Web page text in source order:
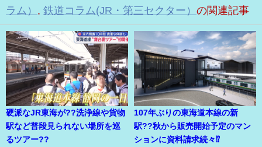
ラム） , 鉄道コラム(JR・第三セクター） の関連記事
硬派なJR東海が??洗浄線や貨物
駅など普段見られない場所を巡
るツアー??
107年ぶりの東海道本線の新
駅??秋から販売開始予定のマン
ションに資料請求続々⁉